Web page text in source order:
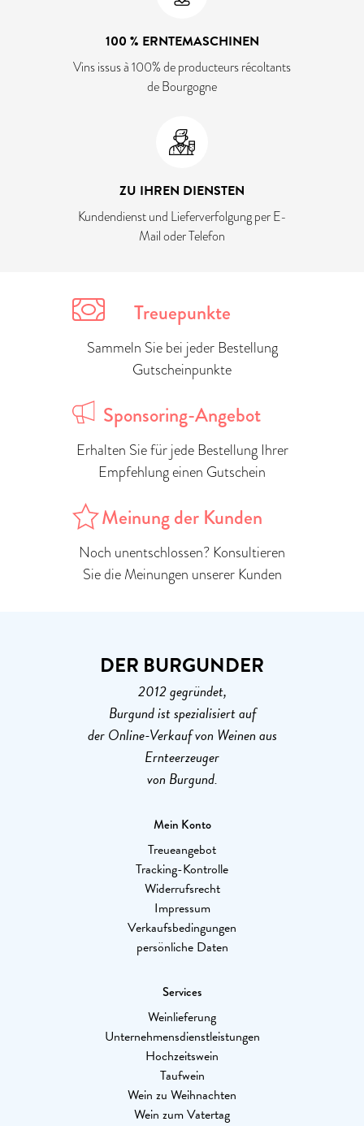
100 % ERNTEMASCHINEN
Vins issus à 100% de producteurs récoltants
de Bourgogne
ZU IHREN DIENSTEN
Kundendienst und Lieferverfolgung per E-
Mail oder Telefon
Treuepunkte
Sammeln Sie bei jeder Bestellung
Gutscheinpunkte
Sponsoring-Angebot
Erhalten Sie für jede Bestellung Ihrer
Empfehlung einen Gutschein
Meinung der Kunden
Noch unentschlossen? Konsultieren
Sie die Meinungen unserer Kunden
DER BURGUNDER
2012 gegründet,
Burgund ist spezialisiert auf
der Online-Verkauf von Weinen aus
Ernteerzeuger
von Burgund.
Mein Konto
Treueangebot
Tracking-Kontrolle
Widerrufsrecht
Impressum
Verkaufsbedingungen
persönliche Daten
Services
Weinlieferung
Unternehmensdienstleistungen
Hochzeitswein
Taufwein
Wein zu Weihnachten
Wein zum Vatertag